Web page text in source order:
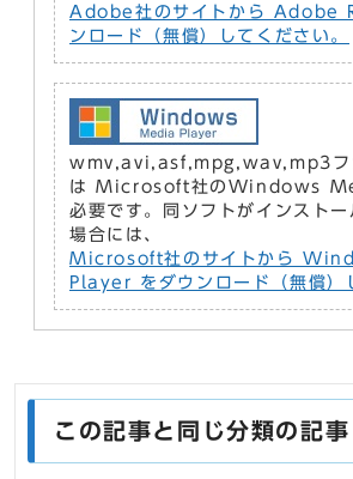
Adobe社のサイトから Adobe
ンロード（無償）してください。
wmv,avi,asf,mpg,wav,mp3フ
は Microsoft社のWindows
必要です。同ソフトがインスト
場合には、
Microsoft社のサイトから
Player をダウンロード（無償）
この記事と同じ分類の記事